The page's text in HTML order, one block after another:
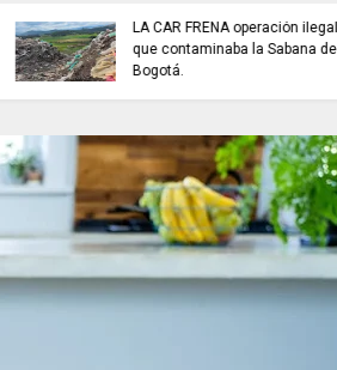
LA CAR FRENA operación ilegal
que contaminaba la Sabana de
Bogotá.